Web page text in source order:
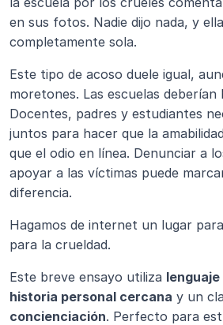
en sus fotos. Nadie dijo nada, y
completamente sola.
Este tipo de acoso duele igual,
moretones. Las escuelas deberían
Docentes, padres y estudiantes
juntos para hacer que la
que el odio en línea. Denunciar a
apoyar a las víctimas puede
diferencia.
Hagamos de internet un lugar
para la crueldad.
Este breve ensayo utiliza
historia personal cercana y un
concienciación. Perfecto para